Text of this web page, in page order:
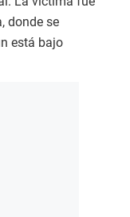
donde se
está bajo